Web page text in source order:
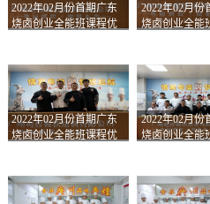
2022年02月份首期广东
烧卤创业全能班课程优
2022年02月份
烧卤创业全能
2022年02月份首期广东
烧卤创业全能班课程优
2022年02月份
烧卤创业全能